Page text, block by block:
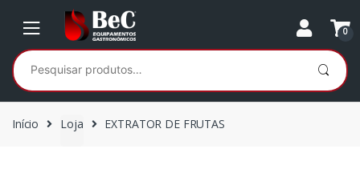
navegação
conteúdo
0
Pesquisar
por:
Início Loja EXTRATOR DE FRUTAS